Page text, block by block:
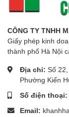
CÔNG TY TNHH
Giấy phép kinh
thành phố Hà Nội
Địa chỉ: Số
Phường Kiến
Số điện thoại:
Email: